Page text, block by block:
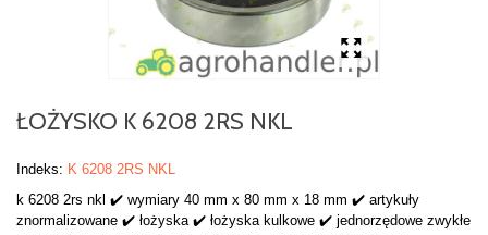
ŁOŻYSKO K 6208 2RS NKL
Indeks: K 6208 2RS NKL
k 6208 2rs nkl ✔️ wymiary 40 mm x 80 mm x 18 mm ✔️ artykuły
znormalizowane ✔️ łożyska ✔️ łożyska kulkowe ✔️ jednorzędowe zwykłe